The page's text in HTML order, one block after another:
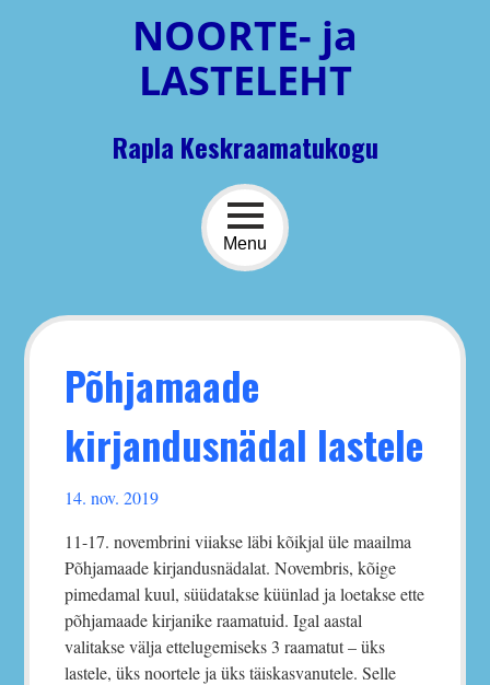
NOORTE- ja
LASTELEHT
Rapla Keskraamatukogu
Menu
Põhjamaade
kirjandusnädal lastele
14. nov. 2019
11-17. novembrini viiakse läbi kõikjal üle maailma
Põhjamaade kirjandusnädalat. Novembris, kõige
pimedamal kuul, süüdatakse küünlad ja loetakse ette
põhjamaade kirjanike raamatuid. Igal aastal
valitakse välja ettelugemiseks 3 raamatut – üks
lastele, üks noortele ja üks täiskasvanutele. Selle